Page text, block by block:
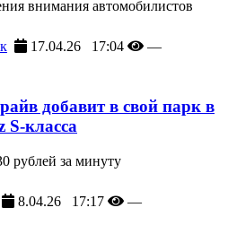
внимания автомобилистов
17.04.26 17:04 —
добавит в свой парк в
S-класса
рублей за минуту
8.04.26 17:17 —